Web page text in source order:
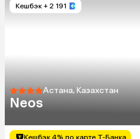
Кешбэк + 2 191
Астана, Казахстан
Neos
Кешбэк 4% по карте Т-Банка